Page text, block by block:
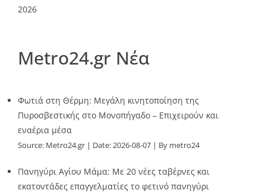
2026
Metro24.gr Νέα
Φωτιά στη Θέρμη: Μεγάλη κινητοποίηση της
Πυροσβεστικής στο Μονοπήγαδο – Επιχειρούν και
εναέρια μέσα
Source: Metro24.gr Date: 2026-08-07 By metro24
Πανηγύρι Αγίου Μάμα: Με 20 νέες ταβέρνες και
εκατοντάδες επαγγελματίες το φετινό πανηγύρι